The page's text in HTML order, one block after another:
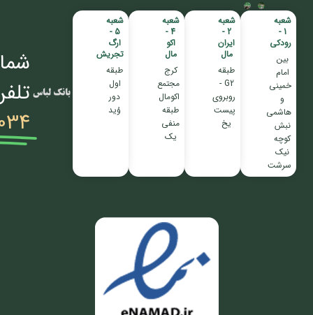
شعبه
1 -
رودکی
بین
امام
خمینی
و
هاشمی
نبش
کوچه
نیک
سرشت
شعبه
2 -
ایران
مال
طبقه
G2 -
روبروی
پیست
یخ
شعبه
4 -
اکو
مال
کرج
مجتمع
اکومال
طبقه
منفی
یک
شعبه
5 -
ارگ
تجریش
طبقه
اول
دور
وُید